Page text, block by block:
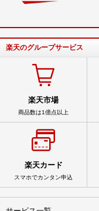
楽天のグループサービス
楽天市場
商品数は1億点以上
楽天カード
スマホでカンタン申込